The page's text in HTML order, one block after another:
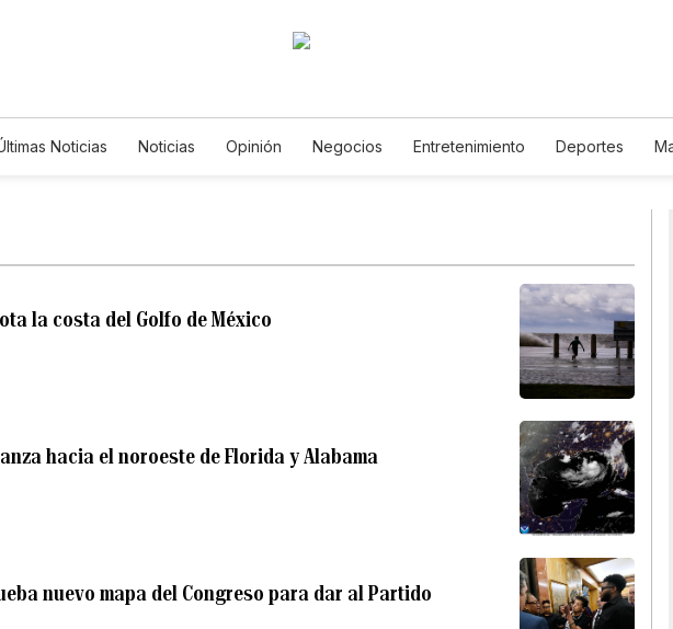
Noticias Noticias Opinión Negocios Entretenimiento Deportes
la costa del Golfo de México
hacia el noroeste de Florida y Alabama
nuevo mapa del Congreso para dar al Partido